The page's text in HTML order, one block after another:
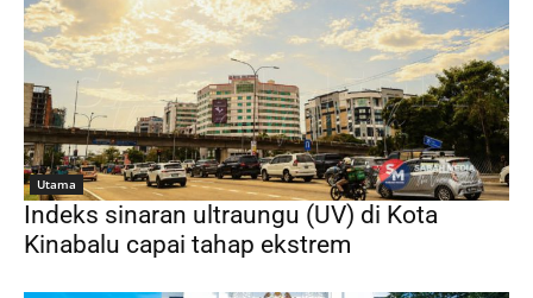
Utama
Indeks sinaran ultraungu (UV) di Kota
Kinabalu capai tahap ekstrem